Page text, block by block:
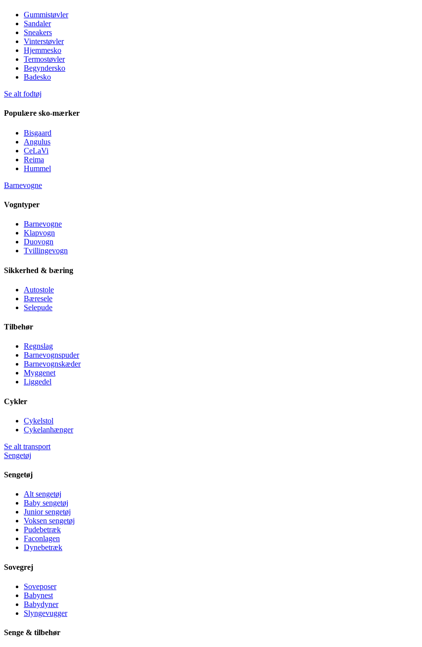
Gummistøvler
Sandaler
Sneakers
Vinterstøvler
Hjemmesko
Termostøvler
Begyndersko
Badesko
Se alt fodtøj
Populære sko-mærker
Bisgaard
Angulus
CeLaVi
Reima
Hummel
Barnevogne
Vogntyper
Barnevogne
Klapvogn
Duovogn
Tvillingevogn
Sikkerhed & bæring
Autostole
Bæresele
Selepude
Tilbehør
Regnslag
Barnevognspuder
Barnevognskæder
Myggenet
Liggedel
Cykler
Cykelstol
Cykelanhænger
Se alt transport
Sengetøj
Sengetøj
Alt sengetøj
Baby sengetøj
Junior sengetøj
Voksen sengetøj
Pudebetræk
Faconlagen
Dynebetræk
Sovegrej
Soveposer
Babynest
Babydyner
Slyngevugger
Senge & tilbehør